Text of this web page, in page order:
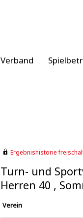
Verband
Ergebnishistorie
Turn- und
Herren 40 ,
Verein